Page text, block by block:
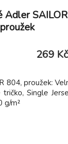
Adler SAILOR
269 Kč
804, proužek:
Single
g/m²